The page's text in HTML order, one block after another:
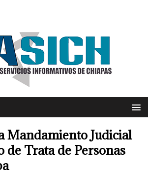
Mandamiento Judicial
de Trata de Personas